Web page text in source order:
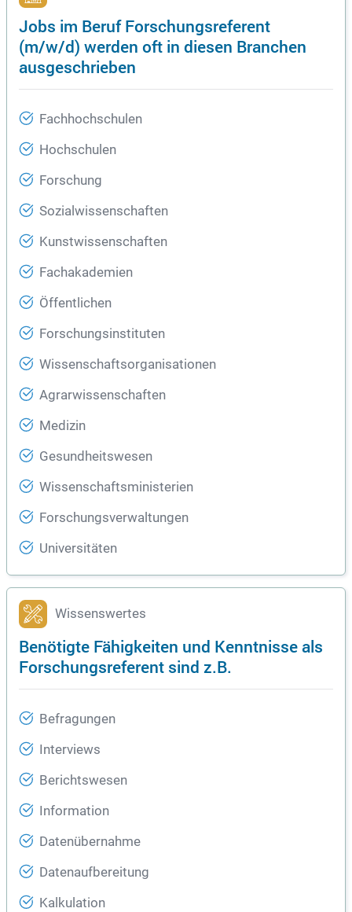
Jobs im Beruf Forschungsreferent
(m/w/d) werden oft in diesen Branchen
ausgeschrieben
Fachhochschulen
Hochschulen
Forschung
Sozialwissenschaften
Kunstwissenschaften
Fachakademien
Öffentlichen
Forschungsinstituten
Wissenschaftsorganisationen
Agrarwissenschaften
Medizin
Gesundheitswesen
Wissenschaftsministerien
Forschungsverwaltungen
Universitäten
Wissenswertes
Benötigte Fähigkeiten und Kenntnisse als
Forschungsreferent sind z.B.
Befragungen
Interviews
Berichtswesen
Information
Datenübernahme
Datenaufbereitung
Kalkulation